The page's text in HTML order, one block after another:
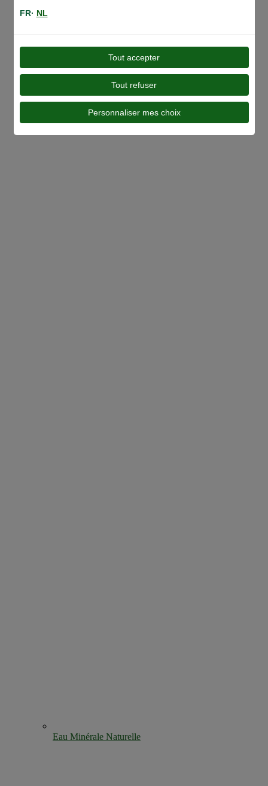
Toutes nos gammes
Eau Minérale Naturelle
FR· NL
Tout accepter
Tout refuser
Personnaliser mes choix